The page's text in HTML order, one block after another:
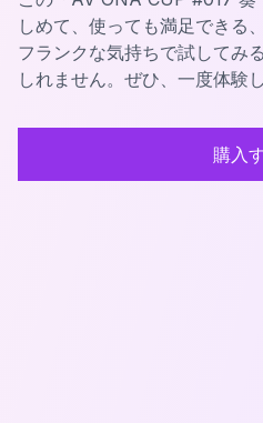
しめて、使っても満足できる
フランクな気持ちで試してみ
しれません。ぜひ、一度体験
購入